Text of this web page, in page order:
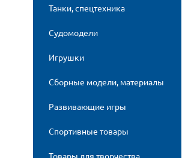
Танки, спецтехника
Судомодели
Игрушки
Сборные модели, материалы
Развивающие игры
Спортивные товары
Товары для творчества